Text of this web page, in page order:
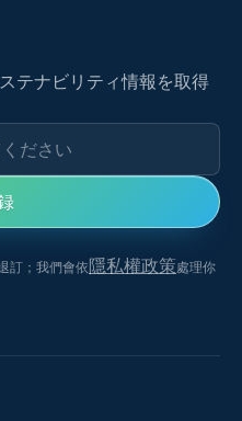
告書から
）報告書または
合するようになりまし
テナビリティ情報を取得
さい
訂；我們會依隱私權政策處理你